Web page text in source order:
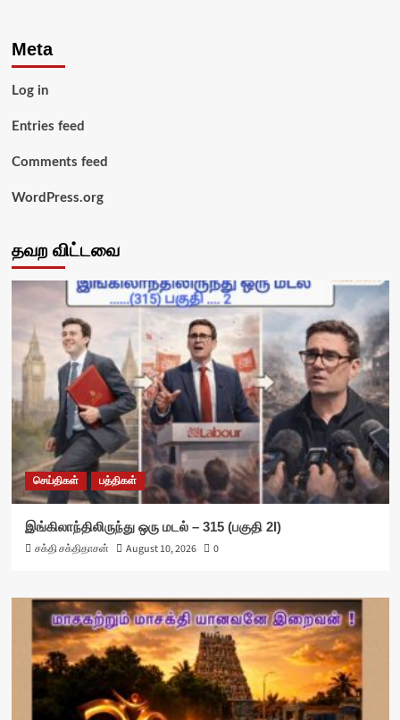
Meta
Log in
Entries feed
Comments feed
WordPress.org
தவற விட்டவை
செய்திகள் பத்திகள்
இங்கிலாந்திலிருந்து ஒரு மடல் – 315 (பகுதி 2I)
சக்தி சக்திதாசன்
August 10, 2026 0